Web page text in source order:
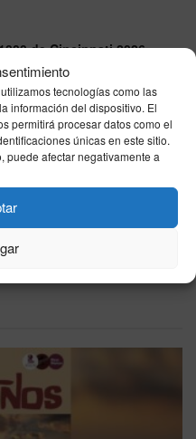
tecnologías como las
información del dispositivo. El
permitirá procesar datos como el
únicas en este sitio.
puede afectar negativamente a
de Cincinnati 2026:
transmisión en
Carlos Alcaraz
horario y dónde ver
1000 de Canadá